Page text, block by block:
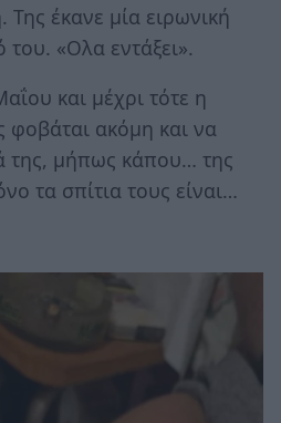
έκανε μία ειρωνική
«Ολα εντάξει».
και μέχρι τότε η
φοβάται ακόμη και να
της, μήπως κάπου… της
τα σπίτια τους είναι…